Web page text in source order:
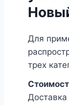
Для
трех